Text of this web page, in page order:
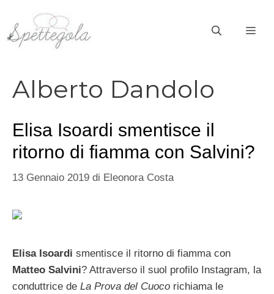
contenuto
Alberto Dandolo
Elisa Isoardi smentisce il
ritorno di fiamma con Salvini?
13 Gennaio 2019 di Eleonora Costa
Elisa Isoardi smentisce il ritorno di fiamma con
Matteo Salvini? Attraverso il suol profilo Instagram, la
conduttrice de La Prova del Cuoco richiama le